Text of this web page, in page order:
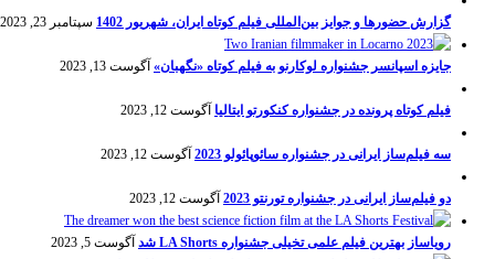
گزارش حضورها و جوایز بین‌المللی فیلم کوتاه ایران، شهریور 1402 سپتامبر 23, 2023
جایزه اسپانسر جشنواره لوکارنو به فیلم کوتاه «نگهبان» آگوست 13, 2023
فیلم کوتاه پرونده در جشنواره کنکورتو ایتالیا آگوست 12, 2023
سه فیلم‌ساز ایرانی در جشنواره سائوپائولو 2023 آگوست 12, 2023
دو فیلم‌ساز ایرانی در جشنواره تورنتو 2023 آگوست 12, 2023
رویاساز بهترین فیلم علمی تخیلی جشنواره LA Shorts شد آگوست 5, 2023